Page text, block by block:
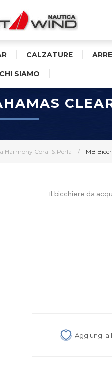
CALZATURE
CHI SIAMO
Harmony Coral & Perla / MB
Il bicchiere da
Aggiungi